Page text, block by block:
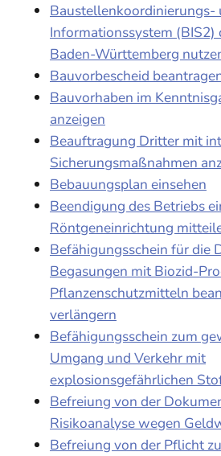
Baustellenkoordinierungs-
Informationssystem (BIS2)
Baden-Württemberg
Bauvorbescheid
Bauvorhaben im
anzeigen
Beauftragung Dritter mit
Sicherungsmaßnahmen
Bebauungsplan einsehen
Beendigung des Betriebs
Röntgeneinrichtung
Befähigungsschein für die
Begasungen mit Biozid-
Pflanzenschutzmitteln
verlängern
Befähigungsschein zum
Umgang und Verkehr mit
explosionsgefährlichen
Befreiung von der
Risikoanalyse wegen
Befreiung von der Pflicht